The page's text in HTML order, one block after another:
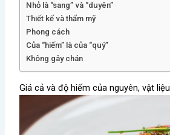
Nhỏ là “sang” và “duyên”
Thiết kế và thẩm mỹ
Phong cách
Của “hiếm” là của “quý”
Không gây chán
Giá cả và độ hiếm của nguyên, vật liệu